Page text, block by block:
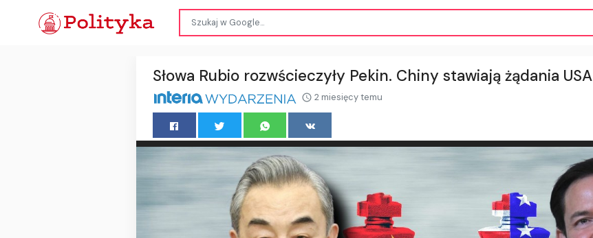
Słowa Rubio rozwścieczyły Pekin. Chiny stawiają żądania USA
2 miesięcy temu